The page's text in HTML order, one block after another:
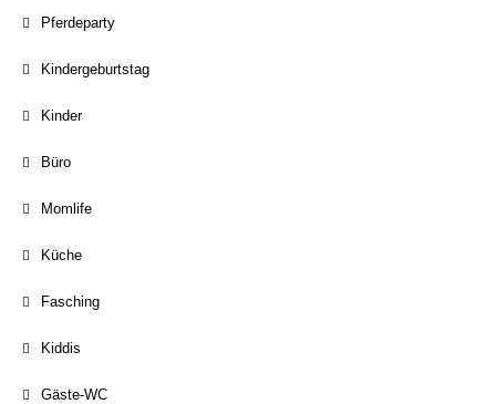
Pferdeparty
Kindergeburtstag
Kinder
Büro
Momlife
Küche
Fasching
Kiddis
Gäste-WC